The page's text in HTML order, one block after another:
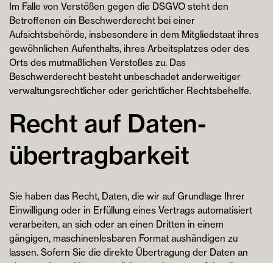
Im Falle von Verstößen gegen die DSGVO steht den
Betroffenen ein Beschwerderecht bei einer
Aufsichtsbehörde, insbesondere in dem Mitgliedstaat ihres
gewöhnlichen Aufenthalts, ihres Arbeitsplatzes oder des
Orts des mutmaßlichen Verstoßes zu. Das
Beschwerderecht besteht unbeschadet anderweitiger
verwaltungsrechtlicher oder gerichtlicher Rechtsbehelfe.
Recht auf Daten­
übertrag­barkeit
Sie haben das Recht, Daten, die wir auf Grundlage Ihrer
Einwilligung oder in Erfüllung eines Vertrags automatisiert
verarbeiten, an sich oder an einen Dritten in einem
gängigen, maschinenlesbaren Format aushändigen zu
lassen. Sofern Sie die direkte Übertragung der Daten an